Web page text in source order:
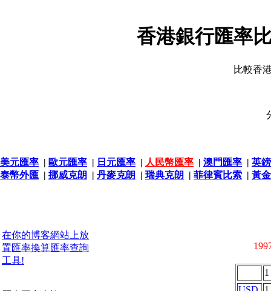
香港銀行匯率
比較香
美元匯率 | 歐元匯率 | 日元匯率 | 人民幣匯率 | 澳門匯率 | 英
泰幣外匯 | 挪威克朗 | 丹麥克朗 | 瑞典克朗 | 菲律賓比索 | 黃
在你的博客網站上放
置匯率換算匯率查詢
工具!
1